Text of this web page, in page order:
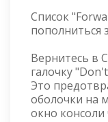
Список
пополниться
Вернитесь в
галочку
Это
оболочки на
окно консоли